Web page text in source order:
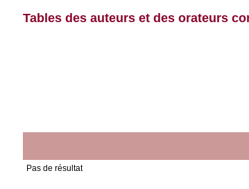
Tables des auteurs et des orateurs
Pas de résultat